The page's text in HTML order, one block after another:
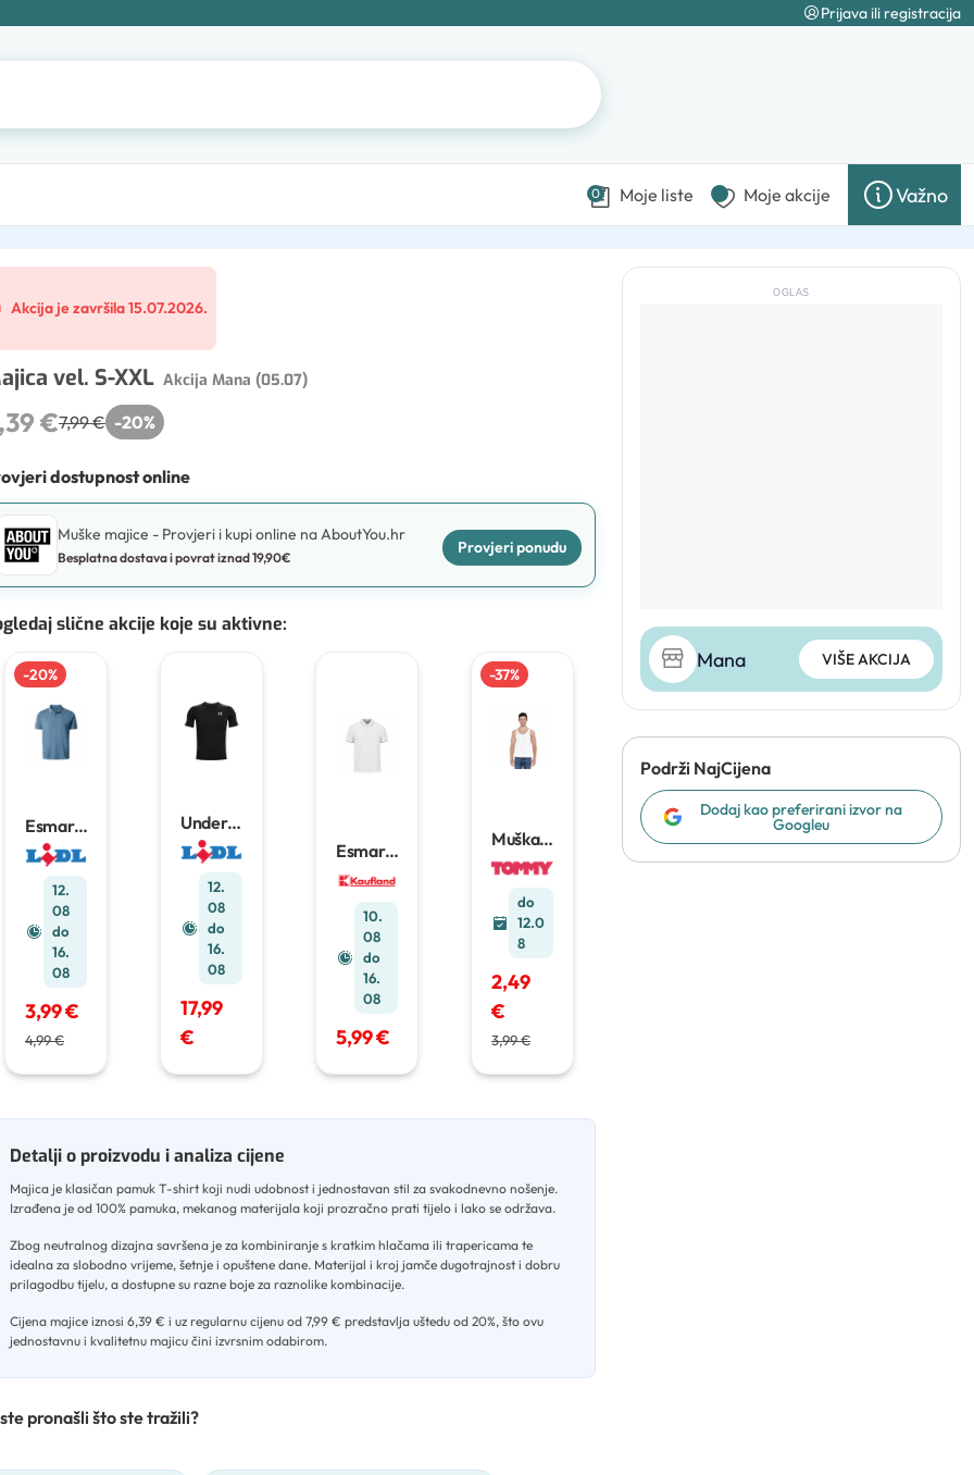
Prijava ili registracija
0 Moje liste Moje akcije Važno
Akcija je završila 15.07.2026.
vel. S-XXL Akcija Mana (05.07)
€7,99 € -20%
dostupnost online
Muške majice - Provjeri i kupi online na AboutYou.hr
Besplatna dostava i povrat iznad 19,90€
Provjeri ponudu
slične akcije koje su aktivne:
-20%
Esmara
Men
muška
polo
majica
12.
08
do
16.
08
3,99 €
4,99 €
Under
Armour
sportsk
majica
12.
08
do
16.
08
17,99
€
Esmara
Men
muška
polo
majica
10.
08
do
16.
08
5,99 €
-37%
Muška
majica1
kom
do
12.0
8
2,49
€
3,99 €
Detalji o proizvodu i analiza cijene
Majica je klasičan pamuk T-shirt koji nudi udobnost i jednostavan stil za svakodnevno nošenje.
Izrađena je od 100% pamuka, mekanog materijala koji prozračno prati tijelo i lako se održava.
Zbog neutralnog dizajna savršena je za kombiniranje s kratkim hlačama ili trapericama te
idealna za slobodno vrijeme, šetnje i opuštene dane. Materijal i kroj jamče dugotrajnost i dobru
prilagodbu tijelu, a dostupne su razne boje za raznolike kombinacije.
Cijena majice iznosi 6,39 € i uz regularnu cijenu od 7,99 € predstavlja uštedu od 20%, što ovu
jednostavnu i kvalitetnu majicu čini izvrsnim odabirom.
pronašli što ste tražili?
OGLAS
Mana VIŠE AKCIJA
Podrži NajCijena
Dodaj kao preferirani izvor na
Googleu